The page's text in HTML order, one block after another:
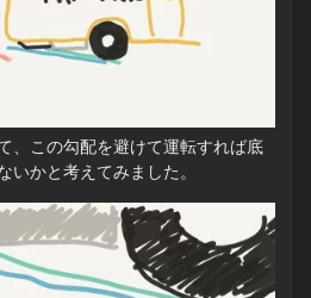
、この勾配を避けて運転すれば底
いかと考えてみました。